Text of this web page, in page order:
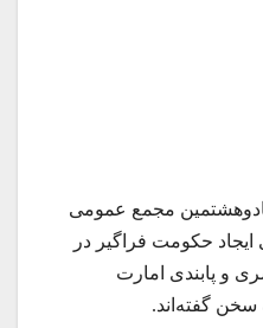
مجمع عمومی
حکومت فراگیر در
و پابندی امارت
سخن گفته‌اند.